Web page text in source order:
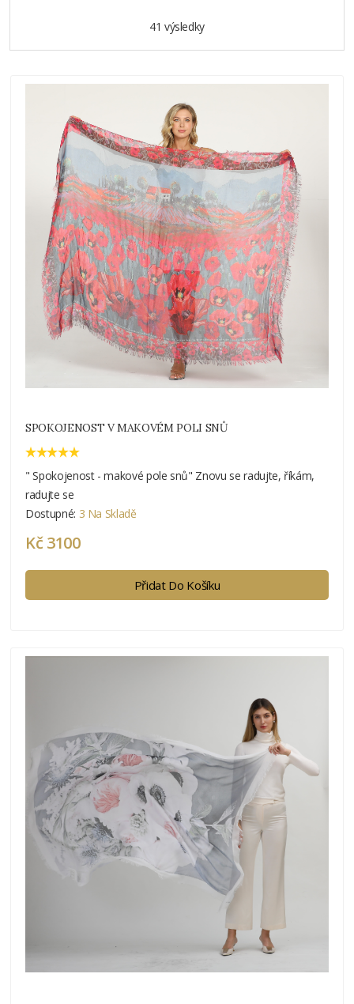
41 výsledky
SPOKOJENOST V MAKOVÉM POLI SNŮ
" Spokojenost - makové pole snů" Znovu se radujte, říkám,
radujte se
Dostupné: 3 Na Skladě
Kč 3100
Přidat Do Košíku